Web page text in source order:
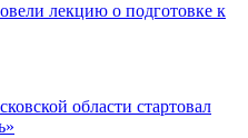
лекцию о подготовке к
области стартовал